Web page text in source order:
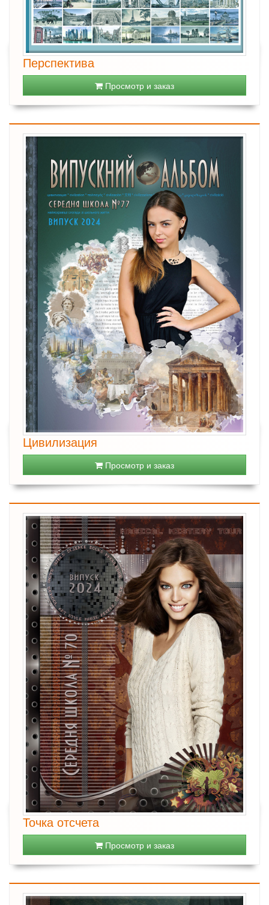
Перспектива
Просмотр и заказ
Цивилизация
Просмотр и заказ
Точка отсчета
Просмотр и заказ